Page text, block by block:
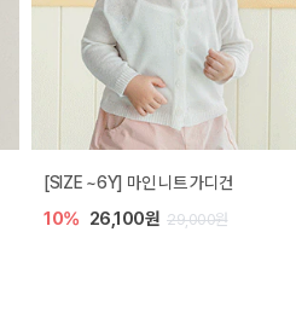
밀라 아기 셋업
20% 35,200원 44,000원